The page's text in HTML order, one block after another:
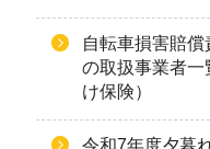
自転車損害賠
の取扱事業者一
け保険）
令和7年度夕暮